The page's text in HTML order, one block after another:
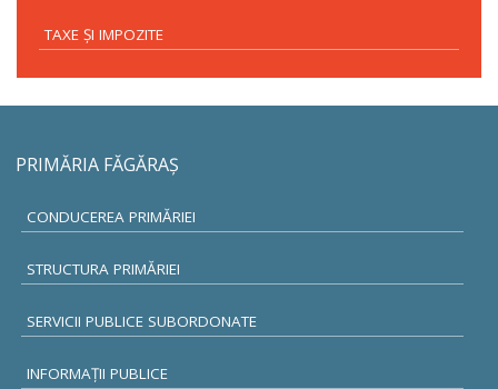
TAXE ŞI IMPOZITE
PRIMĂRIA FĂGĂRAŞ
CONDUCEREA PRIMĂRIEI
STRUCTURA PRIMĂRIEI
SERVICII PUBLICE SUBORDONATE
INFORMAŢII PUBLICE